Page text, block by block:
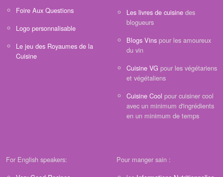
Foire Aux Questions
Logo personnalisable
Le jeu des Royaumes de la
Cuisine
Les livres de cuisine des
blogueurs
Blogs Vins pour les amoureux
du vin
Cuisine VG pour les végétariens
et végétaliens
Cuisine Cool pour cuisiner cool
avec un minimum d'ingrédients
en un minimum de temps
For English speakers:
Pour manger sain :